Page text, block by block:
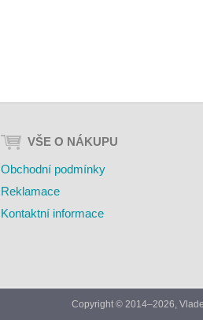
VŠE O NÁKUPU
Obchodní podmínky
Reklamace
Kontaktní informace
Copyright © 2014–2026,